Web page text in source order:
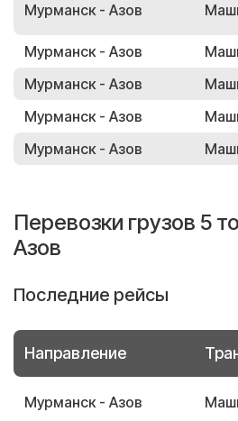
Мурманск - Азов
Мурманск - Азов
Мурманск - Азов
Мурманск - Азов
Мурманск - Азов
Перевозки грузов 5
Азов
Последние рейсы
Направление
Мурманск - Азов